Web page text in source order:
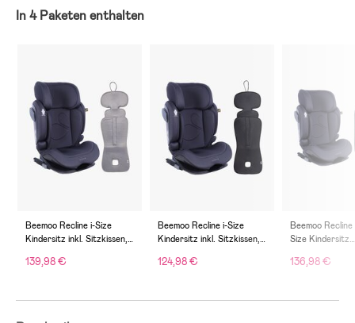
In 4 Paketen enthalten
Beemoo Recline i-Size
Kindersitz inkl. Sitzkissen,
139,98 €
Beemoo Recline i-Size
Kindersitz inkl. Sitzkissen,
124,98 €
Beemoo Recline
Size Kindersitz
Stauraum,
136,98 €